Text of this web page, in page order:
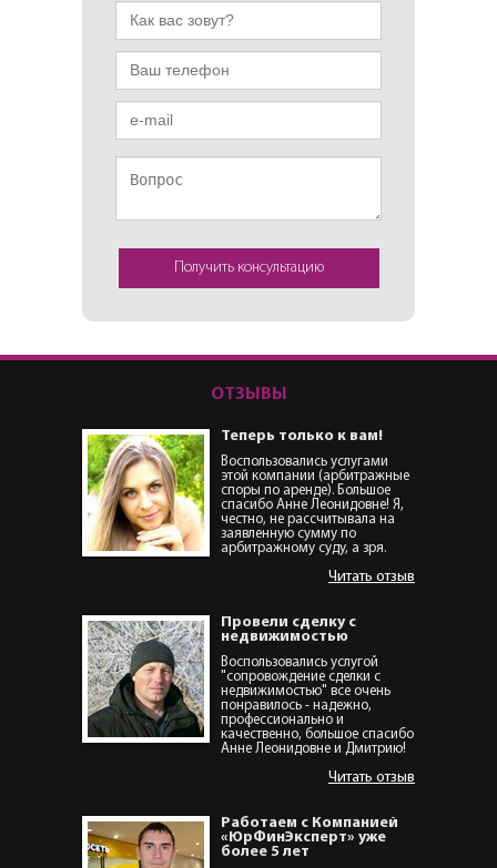
ОТЗЫВЫ
Теперь только к вам!
Воспользовались услугами
этой компании (арбитражные
споры по аренде). Большое
спасибо Анне Леонидовне! Я,
честно, не рассчитывала на
заявленную сумму по
арбитражному суду, а зря.
Читать отзыв
Провели сделку с
недвижимостью
Воспользовались услугой
"сопровождение сделки с
недвижимостью" все очень
понравилось - надежно,
профессионально и
качественно, большое спасибо
Анне Леонидовне и Дмитрию!
Читать отзыв
Работаем с Компанией
«ЮрФинЭксперт» уже
более 5 лет